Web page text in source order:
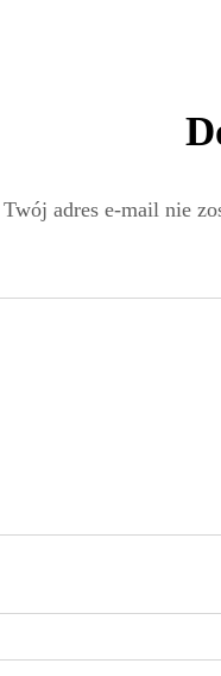
Twój adres e-mail nie